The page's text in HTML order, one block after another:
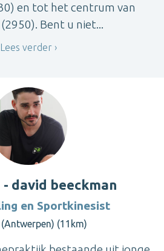
en tot het centrum van
Bent u niet...
Lees verder
- david beeckman
en Sportkinesist
(Antwerpen) (11km)